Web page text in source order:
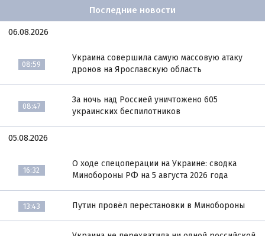
Последние новости
06.08.2026
08:59
Украина совершила самую массовую атаку
дронов на Ярославскую область
08:47
За ночь над Россией уничтожено 605
украинских беспилотников
05.08.2026
16:32
О ходе спецоперации на Украине: сводка
Минобороны РФ на 5 августа 2026 года
13:43 Путин провёл перестановки в Минобороны